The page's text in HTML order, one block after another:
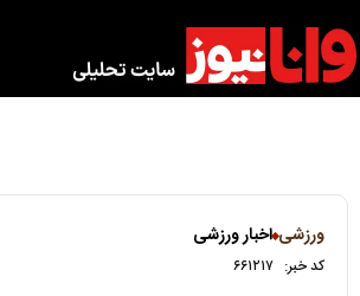
ورزشی اخبار ورزشی
کد خبر: ۶۶۱۲۱۷